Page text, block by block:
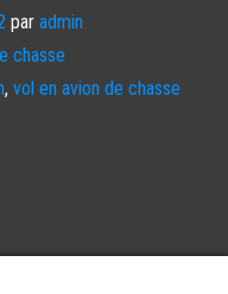
par admin
chasse
, vol en avion de chasse